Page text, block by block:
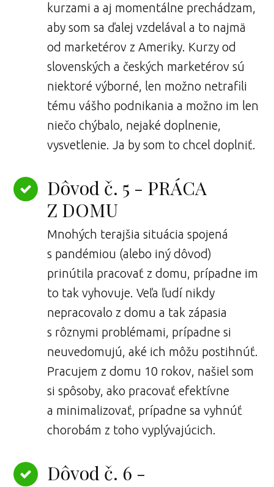
kurzami a aj momentálne prechádzam,
aby som sa ďalej vzdelával a to najmä
od marketérov z Ameriky. Kurzy od
slovenských a českých marketérov sú
niektoré výborné, len možno netrafili
tému vášho podnikania a možno im len
niečo chýbalo, nejaké doplnenie,
vysvetlenie. Ja by som to chcel doplniť.
Dôvod č. 5 - PRÁCA
Z DOMU
Mnohých terajšia situácia spojená
s pandémiou (alebo iný dôvod)
prinútila pracovať z domu, prípadne im
to tak vyhovuje. Veľa ľudí nikdy
nepracovalo z domu a tak zápasia
s rôznymi problémami, prípadne si
neuvedomujú, aké ich môžu postihnúť.
Pracujem z domu 10 rokov, našiel som
si spôsoby, ako pracovať efektívne
a minimalizovať, prípadne sa vyhnúť
chorobám z toho vyplývajúcich.
Dôvod č. 6 -